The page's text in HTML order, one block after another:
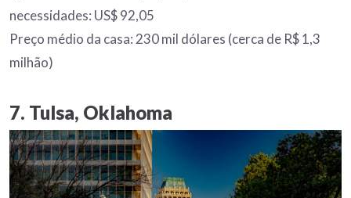
necessidades: US$ 92,05
Preço médio da casa: 230 mil dólares (cerca de R$ 1,3
milhão)
7. Tulsa, Oklahoma